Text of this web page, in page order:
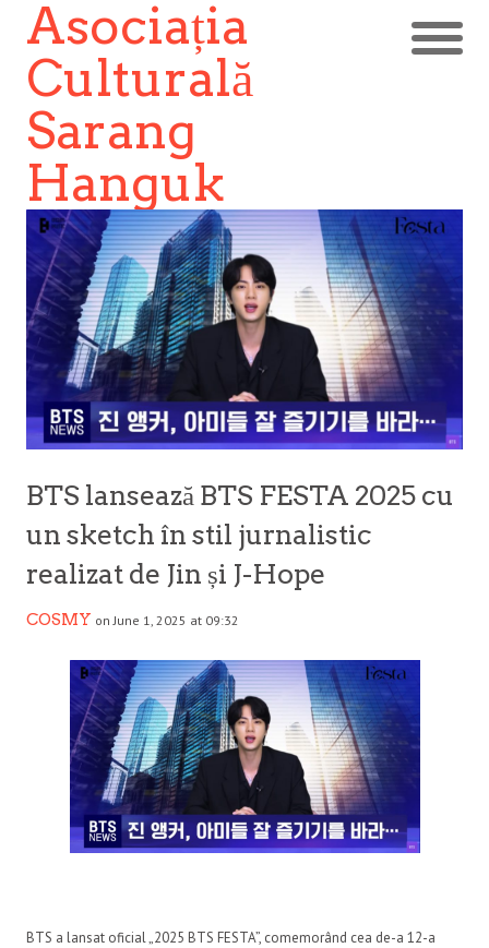
Asociația
Culturală
Sarang
Hanguk
BTS lansează BTS FESTA 2025 cu
un sketch în stil jurnalistic
realizat de Jin și J-Hope
COSMY on June 1, 2025 at 09:32
BTS a lansat oficial „2025 BTS FESTA”, comemorând cea de-a 12-a